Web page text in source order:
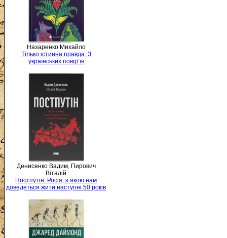
Назаренко Михайло
Тілько істинна правда. З
українських повір’їв
Денисенко Вадим, Пирович
Віталій
Постпутін. Росія, з якою нам
доведеться жити наступні 50 років